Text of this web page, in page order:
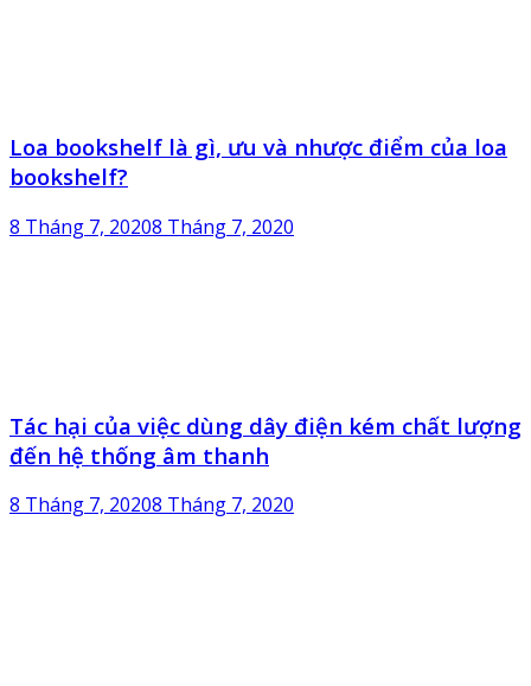
Loa bookshelf là gì, ưu và nhược điểm của loa
bookshelf?
8 Tháng 7, 20208 Tháng 7, 2020
Tác hại của việc dùng dây điện kém chất lượng
đến hệ thống âm thanh
8 Tháng 7, 20208 Tháng 7, 2020